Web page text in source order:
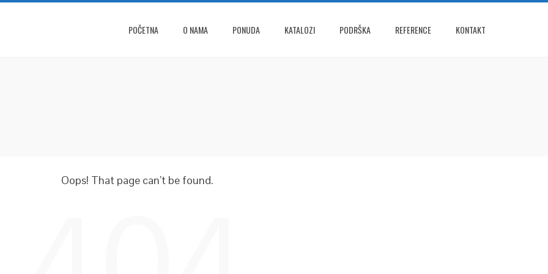
POČETNA O NAMA PONUDA KATALOZI PODRŠKA REFERENCE KONTAKT
Oops! That page can’t be found.